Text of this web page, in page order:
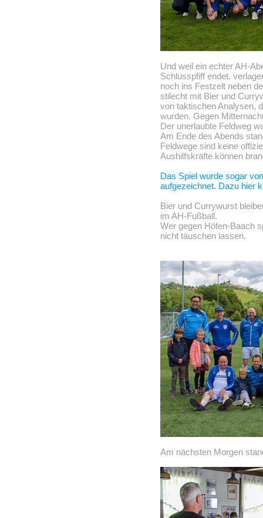
Und weil ein echter AH-
Schlusspfiff endet,
noch ins Festzelt neben
stilecht mit Bier und
von taktischen Analysen,
wurden. Gegen
Der unerlaubte Feldweg
Am Ende des Abends
Feldwege sind keine
Aushilfskräfte können
Das Spiel wurde sogar
aufgezeichnet. Dazu hier
Bier und Currywurst
im AH-Fußball.
Wer gegen Höfen-Baach
nicht täuschen lassen.
Am nächsten Morgen